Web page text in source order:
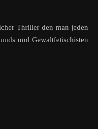
Thriller den man jeden
und Gewaltfetischisten